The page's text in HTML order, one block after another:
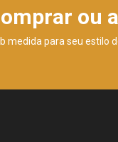
ou
medida para seu estilo